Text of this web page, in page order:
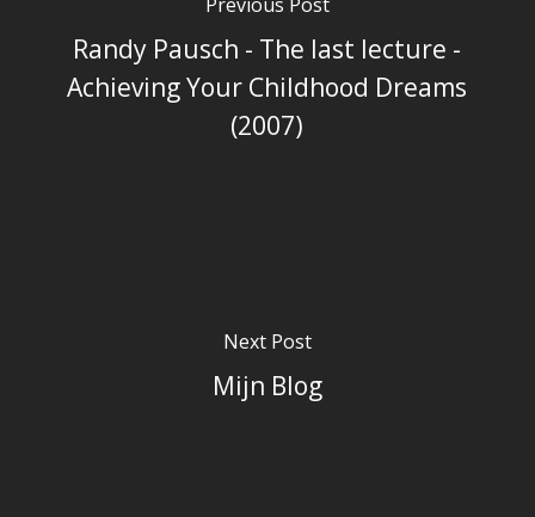
Randy Pausch - The last lecture -
Achieving Your Childhood Dreams
(2007)
Next Post
Mijn Blog